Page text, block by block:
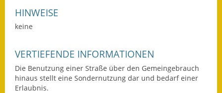
Bevölkerungsschutz
HINWEISE
keine
VERTIEFENDE INFORMATIONEN
Die Benutzung einer Straße über den Gemeingebrauch
hinaus stellt eine Sondernutzung dar und bedarf einer
Erlaubnis.